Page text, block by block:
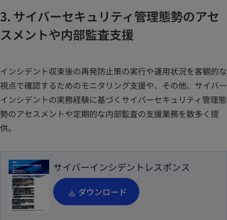
3. サイバーセキュリティ管理態勢のアセ
スメントや内部監査支援
インシデント収束後の再発防止策の実行や運用状況を客観的な
視点で確認するためのモニタリング支援や、その他、サイバー
インシデントの実務経験に基づくサイバーセキュリティ管理態
勢のアセスメントや定期的な内部監査の支援業務を数多く提
供。
サイバーインシデントレスポンス
ダウンロード
新
し